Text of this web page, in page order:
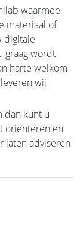
waarmee
materiaal of
digitale
graag wordt
harte welkom
wij
dan kunt u
oriënteren en
laten adviseren